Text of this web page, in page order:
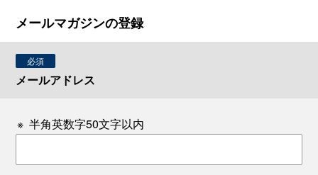
メールマガジンの登録
必須
メールアドレス
※ 半角英数字50文字以内